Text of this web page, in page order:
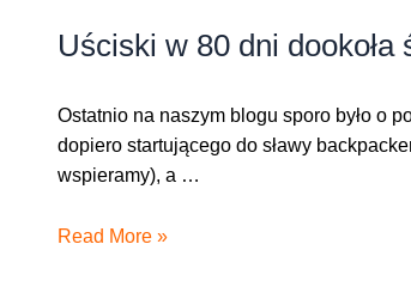
Uściski w 80 dni dookoła
Ostatnio na naszym blogu sporo było o
dopiero startującego do sławy
wspieramy), a …
Uściski
Read More »